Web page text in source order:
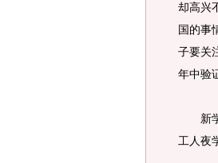
却高兴
国的事
子要关
年中验
新学
工人夜